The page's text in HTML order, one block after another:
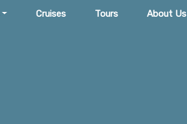
Cruises Tours About Us